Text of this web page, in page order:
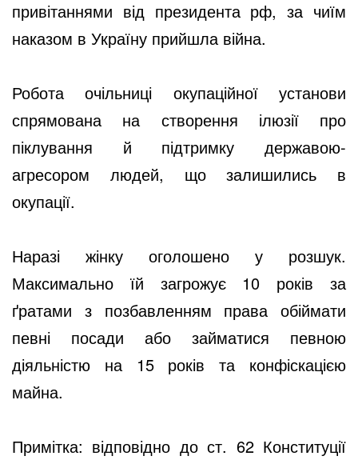
привітаннями від президента рф, за чиїм
наказом в Україну прийшла війна.
Робота очільниці окупаційної установи
спрямована на створення ілюзії про
піклування й підтримку державою-
агресором людей, що залишились в
окупації.
Наразі жінку оголошено у розшук.
Максимально їй загрожує 10 років за
ґратами з позбавленням права обіймати
певні посади або займатися певною
діяльністю на 15 років та конфіскацією
майна.
Примітка: відповідно до ст. 62 Конституції